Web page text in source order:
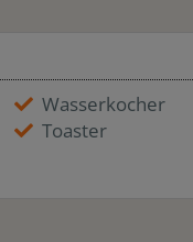
Wasserkocher
Toaster